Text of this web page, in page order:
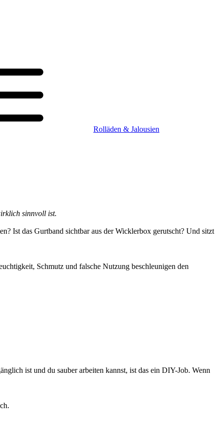
Rolläden & Jalousien
sinnvoll ist.
Ist das Gurtband sichtbar aus der Wicklerbox gerutscht? Und sitzt
Schmutz und falsche Nutzung beschleunigen den
ist und du sauber arbeiten kannst, ist das ein DIY-Job. Wenn